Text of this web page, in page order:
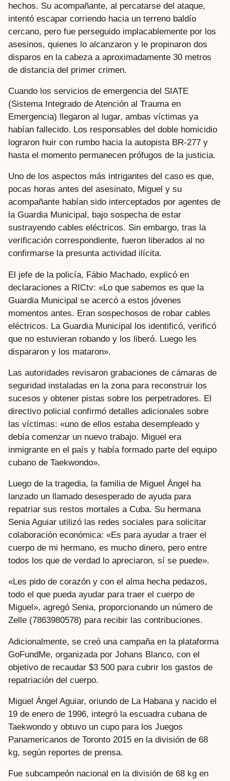
hechos. Su acompañante, al percatarse del ataque,
intentó escapar corriendo hacia un terreno baldío
cercano, pero fue perseguido implacablemente por los
asesinos, quienes lo alcanzaron y le propinaron dos
disparos en la cabeza a aproximadamente 30 metros
de distancia del primer crimen.
Cuando los servicios de emergencia del SIATE
(Sistema Integrado de Atención al Trauma en
Emergencia) llegaron al lugar, ambas víctimas ya
habían fallecido. Los responsables del doble homicidio
lograron huir con rumbo hacia la autopista BR-277 y
hasta el momento permanecen prófugos de la justicia.
Uno de los aspectos más intrigantes del caso es que,
pocas horas antes del asesinato, Miguel y su
acompañante habían sido interceptados por agentes de
la Guardia Municipal, bajo sospecha de estar
sustrayendo cables eléctricos. Sin embargo, tras la
verificación correspondiente, fueron liberados al no
confirmarse la presunta actividad ilícita.
El jefe de la policía, Fábio Machado, explicó en
declaraciones a RICtv: «Lo que sabemos es que la
Guardia Municipal se acercó a estos jóvenes
momentos antes. Eran sospechosos de robar cables
eléctricos. La Guardia Municipal los identificó, verificó
que no estuvieran robando y los liberó. Luego les
dispararon y los mataron».
Las autoridades revisaron grabaciones de cámaras de
seguridad instaladas en la zona para reconstruir los
sucesos y obtener pistas sobre los perpetradores. El
directivo policial confirmó detalles adicionales sobre
las víctimas: «uno de ellos estaba desempleado y
debía comenzar un nuevo trabajo. Miguel era
inmigrante en el país y había formado parte del equipo
cubano de Taekwondo».
Luego de la tragedia, la familia de Miguel Ángel ha
lanzado un llamado desesperado de ayuda para
repatriar sus restos mortales a Cuba. Su hermana
Senia Aguiar utilizó las redes sociales para solicitar
colaboración económica: «Es para ayudar a traer el
cuerpo de mi hermano, es mucho dinero, pero entre
todos los que de verdad lo apreciaron, sí se puede».
«Les pido de corazón y con el alma hecha pedazos,
todo el que pueda ayudar para traer el cuerpo de
Miguel», agregó Senia, proporcionando un número de
Zelle (7863980578) para recibir las contribuciones.
Adicionalmente, se creó una campaña en la plataforma
GoFundMe, organizada por Johans Blanco, con el
objetivo de recaudar $3 500 para cubrir los gastos de
repatriación del cuerpo.
Miguel Ángel Aguiar, oriundo de La Habana y nacido el
19 de enero de 1996, integró la escuadra cubana de
Taekwondo y obtuvo un cupo para los Juegos
Panamericanos de Toronto 2015 en la división de 68
kg, según reportes de prensa.
Fue subcampeón nacional en la división de 68 kg en